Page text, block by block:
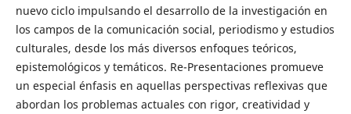
nuevo ciclo impulsando el desarrollo de la investigación en
los campos de la comunicación social, periodismo y estudios
culturales, desde los más diversos enfoques teóricos,
epistemológicos y temáticos. Re-Presentaciones promueve
un especial énfasis en aquellas perspectivas reflexivas que
abordan los problemas actuales con rigor, creatividad y